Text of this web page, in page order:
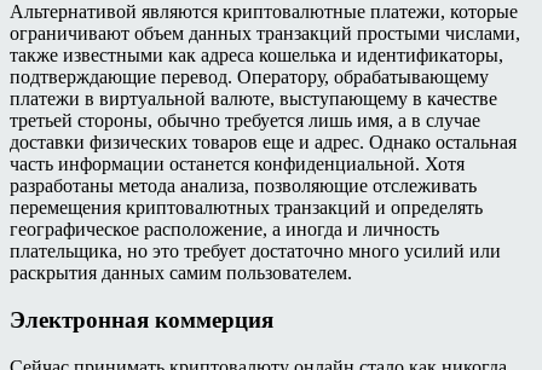
Альтернативой являются криптовалютные платежи, которые
ограничивают объем данных транзакций простыми числами,
также известными как адреса кошелька и идентификаторы,
подтверждающие перевод. Оператору, обрабатывающему
платежи в виртуальной валюте, выступающему в качестве
третьей стороны, обычно требуется лишь имя, а в случае
доставки физических товаров еще и адрес. Однако остальная
часть информации останется конфиденциальной. Хотя
разработаны метода анализа, позволяющие отслеживать
перемещения криптовалютных транзакций и определять
географическое расположение, а иногда и личность
плательщика, но это требует достаточно много усилий или
раскрытия данных самим пользователем.
Электронная коммерция